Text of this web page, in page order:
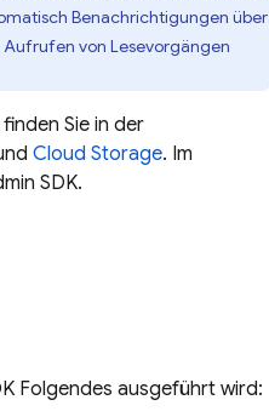
Benachrichtigungen über
von Lesevorgängen
Sie in der
Cloud Storage. Im
SDK.
Folgendes ausgeführt wird: